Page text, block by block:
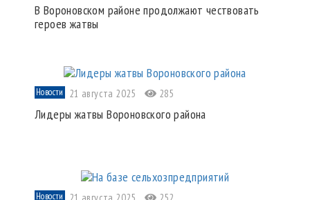
В Вороновском районе продолжают чествовать
героев жатвы
Новости 21 августа 2025 285
Лидеры жатвы Вороновского района
Новости 21 августа 2025 252